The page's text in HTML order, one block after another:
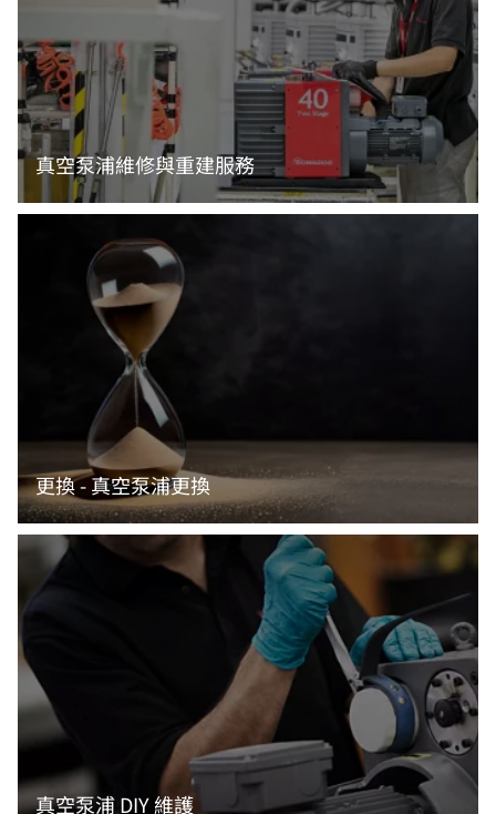
真空泵浦維修與重建服務
更換 - 真空泵浦更換
閱讀更多資訊
真空泵浦 DIY 維護